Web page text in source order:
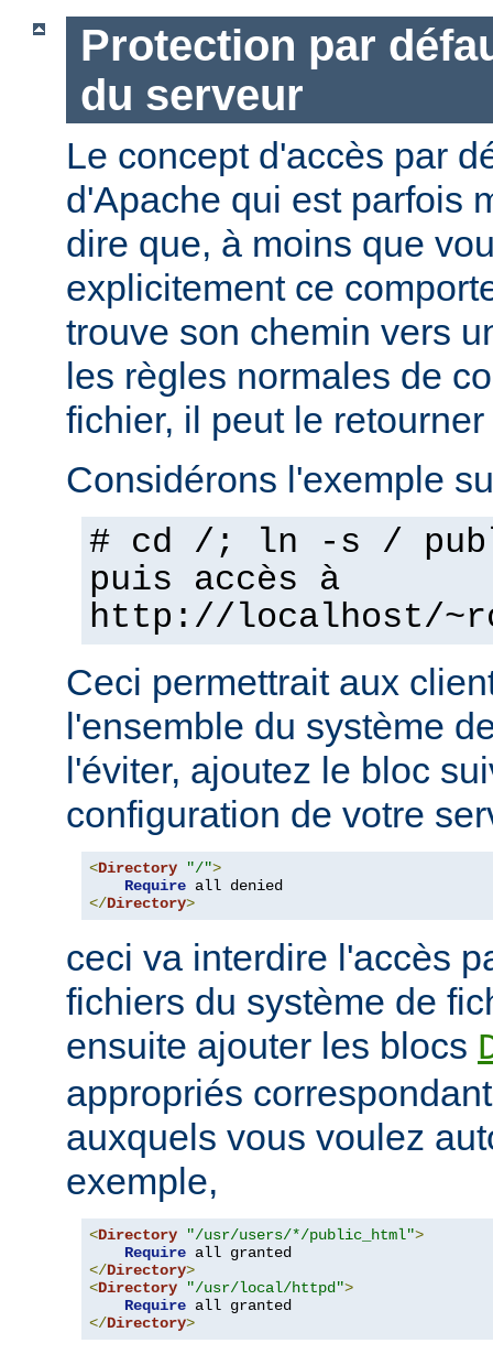
Protection par
du serveur
Le concept d'accès par
d'Apache qui est parfois
dire que, à moins que
explicitement ce
trouve son chemin vers
les règles normales de
fichier, il peut le
Considérons l'exemple
# cd /; ln -s /
puis accès à
http://localhost/
Ceci permettrait aux
l'ensemble du système
l'éviter, ajoutez le bloc
configuration de votre
<Directory "/">
Require
</Directory>
ceci va interdire l'accès
fichiers du système de
ensuite ajouter les blocs
appropriés
auxquels vous voulez
exemple,
<Directory "/usr/users/*/public_html">
Require
</Directory>
<Directory "/usr/local/httpd">
Require
</Directory>